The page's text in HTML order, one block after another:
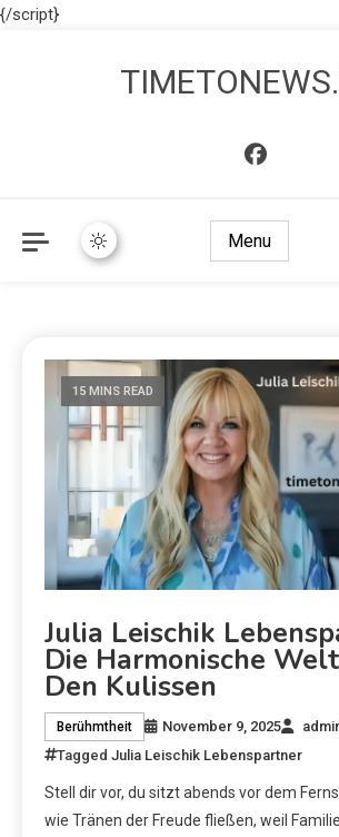
{/script}
Menu
15 MINS READ
Julia Leischik
Die Harmonische
Den Kulissen
Berühmtheit November 9, 2025
Tagged Julia Leischik Lebenspartner
Stell dir vor, du sitzt abends vor dem
wie Tränen der Freude fließen, weil